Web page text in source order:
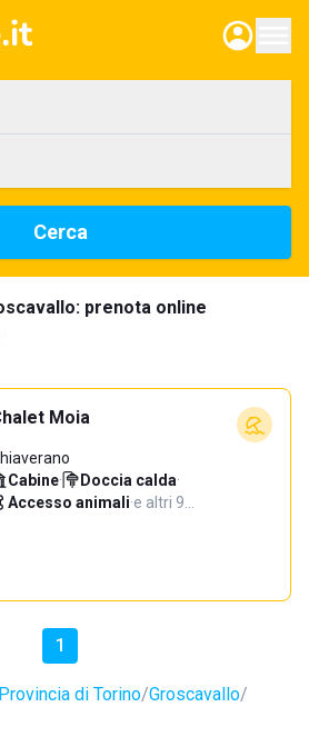
Cerca
prenota online
Moia
Cabine· Doccia calda·
Accesso animali·e altri 9…
1
Provincia di Torino Groscavallo